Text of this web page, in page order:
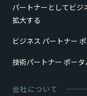
パートナーとしてビジ
拡大する
ビジネス パートナー
技術パートナー ポータ
会社について